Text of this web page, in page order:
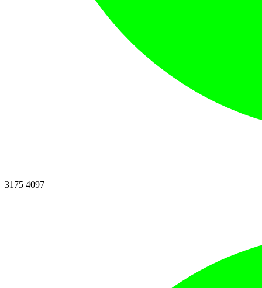
3175 4097